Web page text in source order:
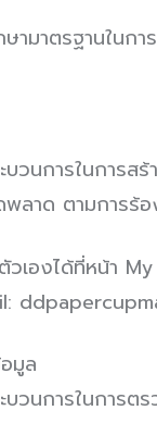
ามาตรฐานในก
วนการในการส
พลาด ตามการ
วเองได้ที่หน้า
มูล
วนการในการ